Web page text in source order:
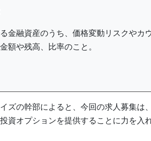
金融資産のうち、価格変動リスクやカ
額や残高、比率のこと。
ズの幹部によると、今回の求人募集は
資オプションを提供することに力を入